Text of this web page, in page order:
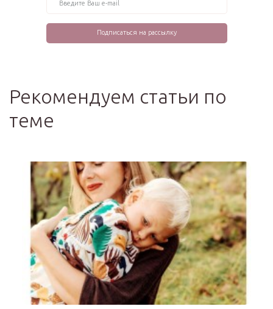
Рекомендуем статьи по
теме